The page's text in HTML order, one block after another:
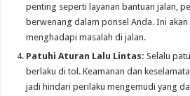
penting seperti layanan bantuan jalan,
berwenang dalam ponsel Anda. Ini
menghadapi masalah di jalan.
Patuhi Aturan Lalu Lintas: Selalu
berlaku di tol. Keamanan dan
jadi hindari perilaku mengemudi yang